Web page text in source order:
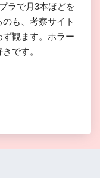
ラで月3本ほどを
も、考察サイト
観ます。ホラー
です。